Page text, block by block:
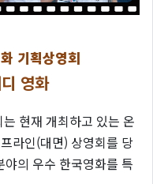
기획상영회
디 영화
현재 개최하고 있는 온
라인(대면) 상영회를 당
의 우수 한국영화를 특